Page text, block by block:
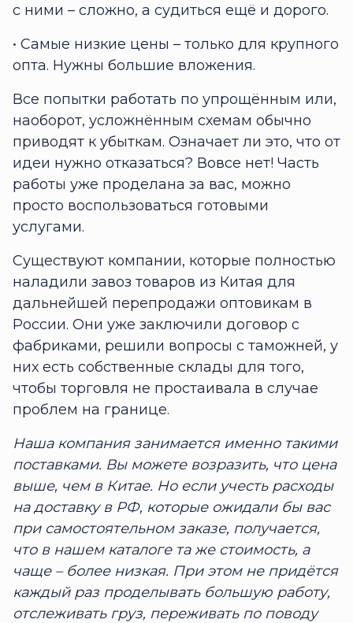
с ними – сложно, а судиться ещё и дорого.
• Самые низкие цены – только для крупного
опта. Нужны большие вложения.
Все попытки работать по упрощённым или,
наоборот, усложнённым схемам обычно
приводят к убыткам. Означает ли это, что от
идеи нужно отказаться? Вовсе нет! Часть
работы уже проделана за вас, можно
просто воспользоваться готовыми
услугами.
Существуют компании, которые полностью
наладили завоз товаров из Китая для
дальнейшей перепродажи оптовикам в
России. Они уже заключили договор с
фабриками, решили вопросы с таможней, у
них есть собственные склады для того,
чтобы торговля не простаивала в случае
проблем на границе.
Наша компания занимается именно такими
поставками. Вы можете возразить, что цена
выше, чем в Китае. Но если учесть расходы
на доставку в РФ, которые ожидали бы вас
при самостоятельном заказе, получается,
что в нашем каталоге та же стоимость, а
чаще – более низкая. При этом не придётся
каждый раз проделывать большую работу,
отслеживать груз, переживать по поводу